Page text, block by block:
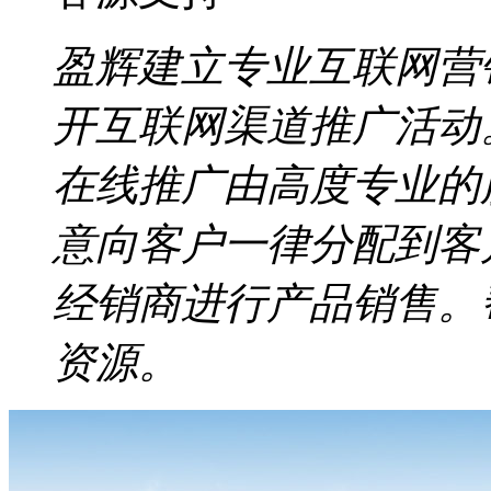
盈辉建立专业互联网
开互联网渠道推广活动
在线推广由高度专业
意向客户一律分配到
经销商进行产品销售
资源。